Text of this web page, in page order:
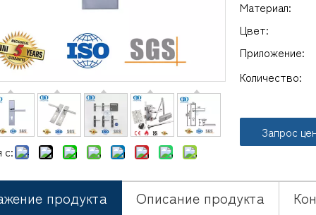
с:
Материал:
Цвет:
Приложение:
Количество:
Запрос
продукта Описание продукта